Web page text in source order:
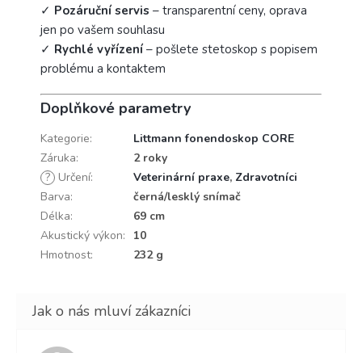
✓ Pozáruční servis – transparentní ceny, oprava
jen po vašem souhlasu
✓ Rychlé vyřízení – pošlete stetoskop s popisem
problému a kontaktem
Doplňkové parametry
Kategorie:
Littmann fonendoskop CORE
Záruka:
2 roky
? Určení: Veterinární praxe, Zdravotníci
Barva:
černá/lesklý snímač
Délka:
69 cm
Akustický výkon:
10
Hmotnost: 232 g